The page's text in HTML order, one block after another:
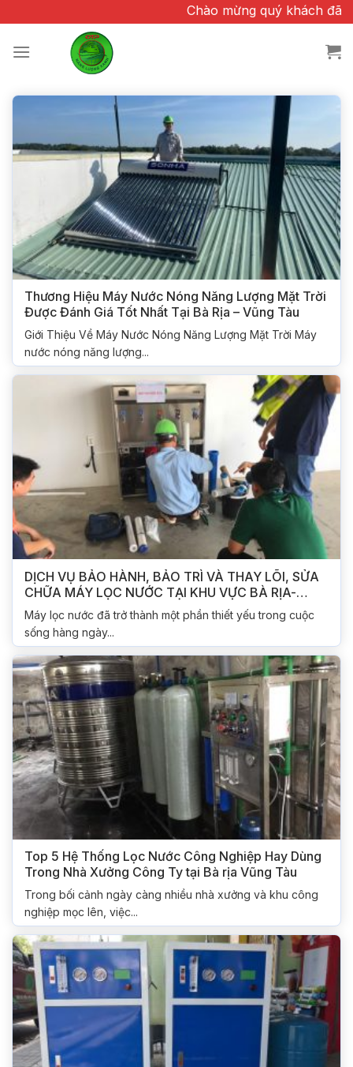
đến
nội
Chào mừng quý khách đã quan tâm
Thương Hiệu Máy Nước Nóng Năng Lượng Mặt Trời
Được Đánh Giá Tốt Nhất Tại Bà Rịa – Vũng Tàu
Giới Thiệu Về Máy Nước Nóng Năng Lượng Mặt Trời Máy
nước nóng năng lượng...
DỊCH VỤ BẢO HÀNH, BẢO TRÌ VÀ THAY LÕI, SỬA
CHỮA MÁY LỌC NƯỚC TẠI KHU VỰC BÀ RỊA-
VŨNG TÀU
Máy lọc nước đã trở thành một phần thiết yếu trong cuộc
sống hàng ngày...
Top 5 Hệ Thống Lọc Nước Công Nghiệp Hay Dùng
Trong Nhà Xưởng Công Ty tại Bà rịa Vũng Tàu
Trong bối cảnh ngày càng nhiều nhà xưởng và khu công
nghiệp mọc lên, việc...